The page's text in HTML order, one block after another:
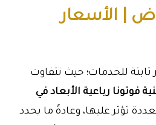
| الأسعار
ثابتة للخدمات؛ حيث تتفاوت
فوتونا رباعية الأبعاد في
تؤثر عليها، وعادةً ما يحدد